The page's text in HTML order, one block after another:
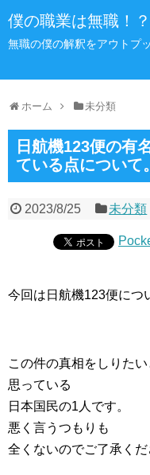
僕の職業は無職！？
無職の僕の解釈をアウトプ
ホーム 未分類
日航機123便の有
ている点について。
2023/8/25 未分類
今回は日航機123便につ
この件の真相をしりたい
思っている
日本国民の1人です。
悪く言うつもりも
全くないのでご了承くだ